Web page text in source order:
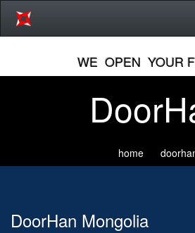
WE OPEN YOUR
home
DoorHan Mongolia